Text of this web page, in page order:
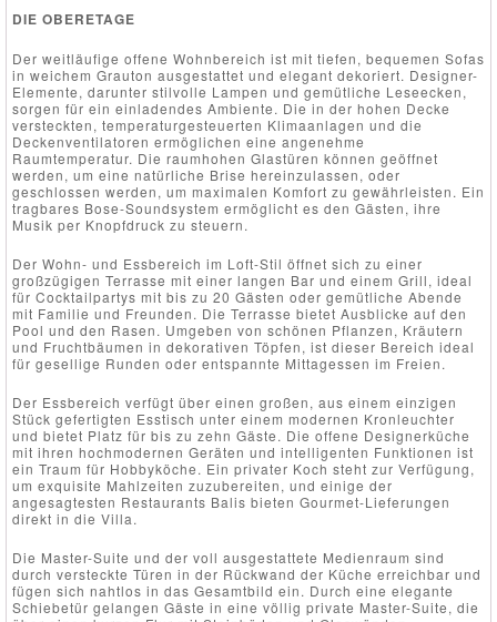
DIE OBERETAGE
Der weitläufige offene Wohnbereich ist mit tiefen, bequemen Sofas
in weichem Grauton ausgestattet und elegant dekoriert. Designer-
Elemente, darunter stilvolle Lampen und gemütliche Leseecken,
sorgen für ein einladendes Ambiente. Die in der hohen Decke
versteckten, temperaturgesteuerten Klimaanlagen und die
Deckenventilatoren ermöglichen eine angenehme
Raumtemperatur. Die raumhohen Glastüren können geöffnet
werden, um eine natürliche Brise hereinzulassen, oder
geschlossen werden, um maximalen Komfort zu gewährleisten. Ein
tragbares Bose-Soundsystem ermöglicht es den Gästen, ihre
Musik per Knopfdruck zu steuern.
Der Wohn- und Essbereich im Loft-Stil öffnet sich zu einer
großzügigen Terrasse mit einer langen Bar und einem Grill, ideal
für Cocktailpartys mit bis zu 20 Gästen oder gemütliche Abende
mit Familie und Freunden. Die Terrasse bietet Ausblicke auf den
Pool und den Rasen. Umgeben von schönen Pflanzen, Kräutern
und Fruchtbäumen in dekorativen Töpfen, ist dieser Bereich ideal
für gesellige Runden oder entspannte Mittagessen im Freien.
Der Essbereich verfügt über einen großen, aus einem einzigen
Stück gefertigten Esstisch unter einem modernen Kronleuchter
und bietet Platz für bis zu zehn Gäste. Die offene Designerküche
mit ihren hochmodernen Geräten und intelligenten Funktionen ist
ein Traum für Hobbyköche. Ein privater Koch steht zur Verfügung,
um exquisite Mahlzeiten zuzubereiten, und einige der
angesagtesten Restaurants Balis bieten Gourmet-Lieferungen
direkt in die Villa.
Die Master-Suite und der voll ausgestattete Medienraum sind
durch versteckte Türen in der Rückwand der Küche erreichbar und
fügen sich nahtlos in das Gesamtbild ein. Durch eine elegante
Schiebetür gelangen Gäste in eine völlig private Master-Suite, die